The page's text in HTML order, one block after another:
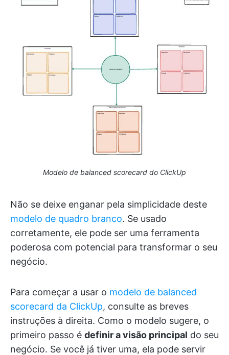
Modelo de balanced scorecard do ClickUp
Não se deixe enganar pela simplicidade deste
modelo de quadro branco. Se usado
corretamente, ele pode ser uma ferramenta
poderosa com potencial para transformar o seu
negócio.
Para começar a usar o modelo de balanced
scorecard da ClickUp, consulte as breves
instruções à direita. Como o modelo sugere, o
primeiro passo é definir a visão principal do seu
negócio. Se você já tiver uma, ela pode servir